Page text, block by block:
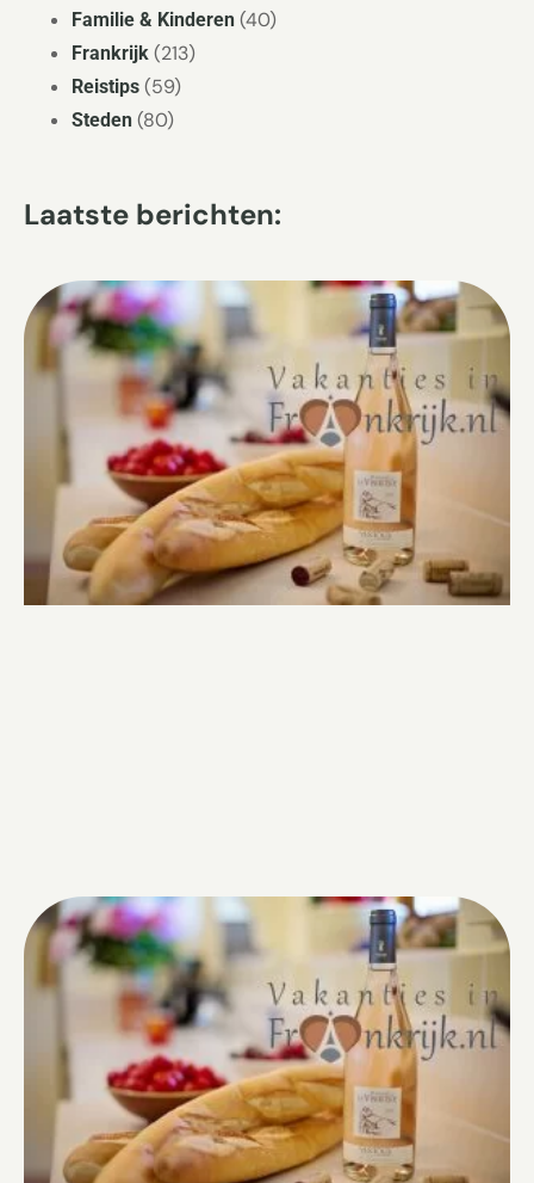
Familie & Kinderen (40)
Frankrijk (213)
Reistips (59)
Steden (80)
Laatste berichten: